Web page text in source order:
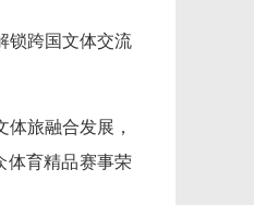
锁跨国文体交流
旅融合发展，
体育精品赛事荣